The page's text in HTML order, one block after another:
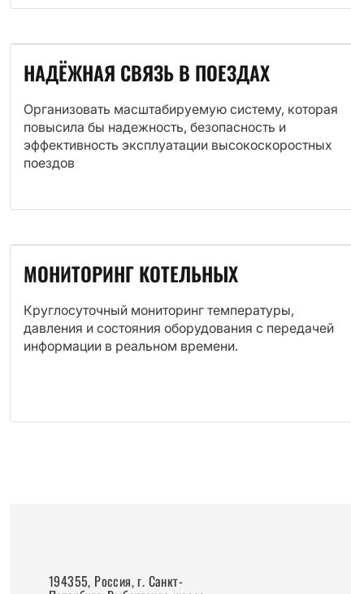
НАДЁЖНАЯ СВЯЗЬ В ПОЕЗДАХ
Организовать масштабируемую систему, которая
повысила бы надежность, безопасность и
эффективность эксплуатации высокоскоростных
поездов
МОНИТОРИНГ КОТЕЛЬНЫХ
Круглосуточный мониторинг температуры,
давления и состояния оборудования с передачей
информации в реальном времени.
194355, Россия, г. Санкт-